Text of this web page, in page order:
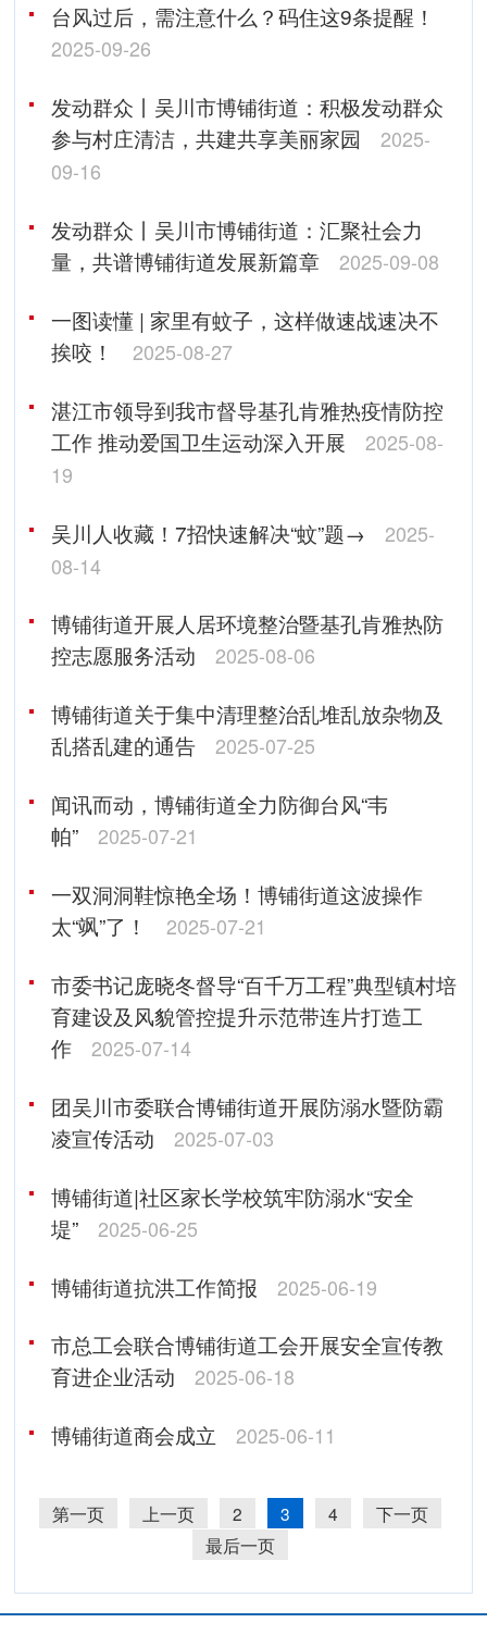
台风过后，需注意什么？码住这9条提醒！
2025-09-26
发动群众丨吴川市博铺街道：积极发动群众
参与村庄清洁，共建共享美丽家园
2025-
09-16
发动群众丨吴川市博铺街道：汇聚社会力
量，共谱博铺街道发展新篇章
2025-09-08
一图读懂 | 家里有蚊子，这样做速战速决不
挨咬！
2025-08-27
湛江市领导到我市督导基孔肯雅热疫情防控
工作 推动爱国卫生运动深入开展
2025-08-
19
吴川人收藏！7招快速解决“蚊”题→
2025-
08-14
博铺街道开展人居环境整治暨基孔肯雅热防
控志愿服务活动
2025-08-06
博铺街道关于集中清理整治乱堆乱放杂物及
乱搭乱建的通告
2025-07-25
闻讯而动，博铺街道全力防御台风“韦
帕”
2025-07-21
一双洞洞鞋惊艳全场！博铺街道这波操作
太“飒”了！
2025-07-21
市委书记庞晓冬督导“百千万工程”典型镇村培
育建设及风貌管控提升示范带连片打造工
作
2025-07-14
团吴川市委联合博铺街道开展防溺水暨防霸
凌宣传活动
2025-07-03
博铺街道|社区家长学校筑牢防溺水“安全
堤”
2025-06-25
博铺街道抗洪工作简报 2025-06-19
市总工会联合博铺街道工会开展安全宣传教
育进企业活动
2025-06-18
博铺街道商会成立 2025-06-11
第一页 上一页 2 3 4
下一页
最后一页